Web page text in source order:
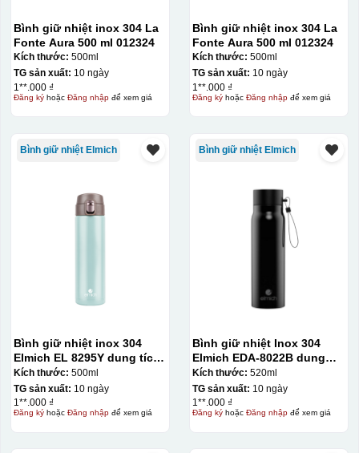
chất liệu Da
Bình giữ nhiệt inox 304 La
Fonte Aura 500 ml 012324
Kích thước: 500ml
TG sản xuất: 10 ngày
1**.000 ₫
Đăng kýhoặc Đăng nhậpđể xem giá
Bình giữ nhiệt inox 304 La
Fonte Aura 500 ml 012324
Kích thước: 500ml
TG sản xuất: 10 ngày
1**.000 ₫
Đăng kýhoặc Đăng nhậpđể xem giá
Bình giữ nhiệt Elmich
Bình giữ nhiệt inox 304
Elmich EL 8295Y dung tích
500ml
Kích thước: 500ml
TG sản xuất: 10 ngày
1**.000 ₫
Đăng kýhoặc Đăng nhậpđể xem giá
Bình giữ nhiệt Elmich
Bình giữ nhiệt Inox 304
Elmich EDA-8022B dung
tích 520ml
Kích thước: 520ml
TG sản xuất: 10 ngày
1**.000 ₫
Đăng kýhoặc Đăng nhậpđể xem giá